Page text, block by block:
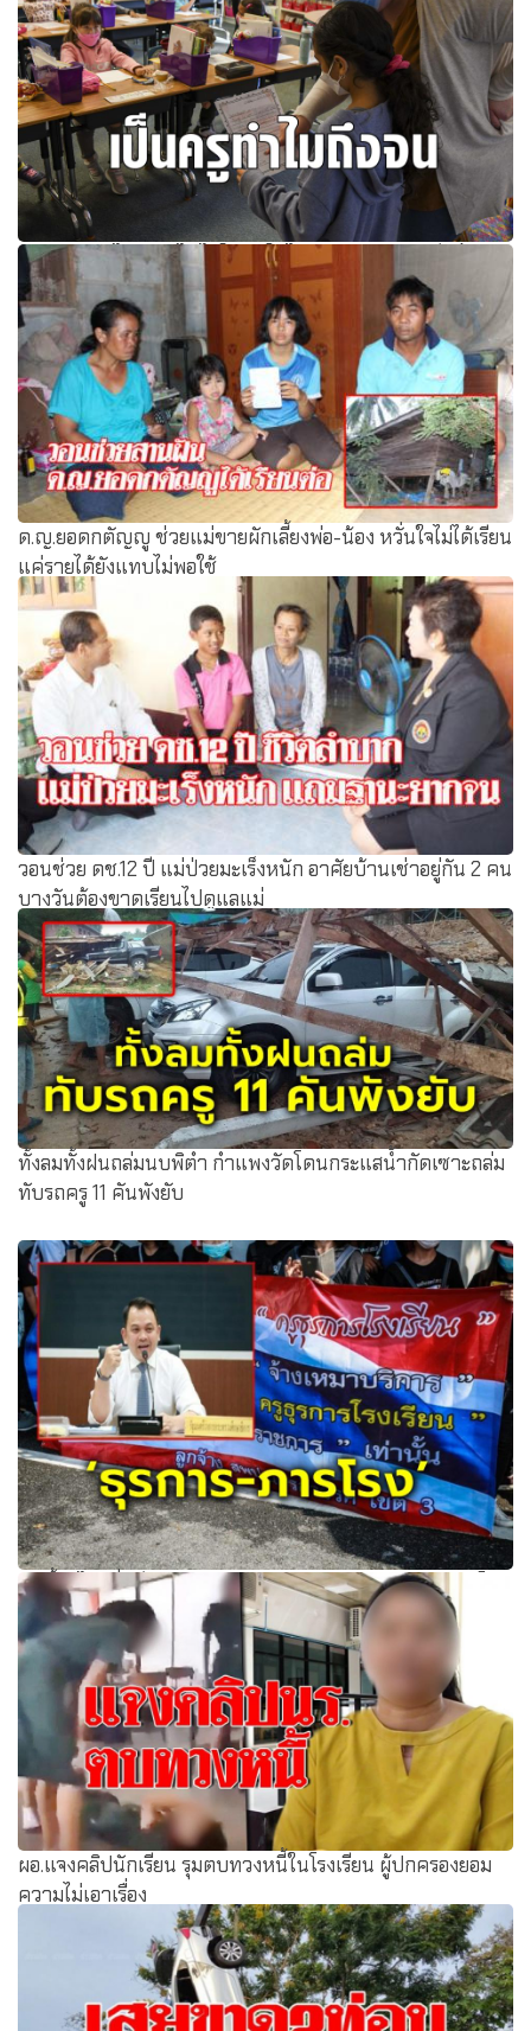
เงินเดือนครูไม่พอยาไส้ ไม่ใช่แค่ในไทยแต่ครูอเมริกันก็รู้สึก
ด.ญ.ยอดกตัญญู ช่วยแม่ขายผักเลี้ยงพ่อ-น้อง หวั่นใจไม่ได้เรียน
แค่รายได้ยังแทบไม่พอใช้
วอนช่วย ดช.12 ปี แม่ป่วยมะเร็งหนัก อาศัยบ้านเช่าอยู่กัน 2 คน
บางวันต้องขาดเรียนไปดูแลแม่
ทั้งลมทั้งฝนถล่มนบพิตำ กำแพงวัดโดนกระแสน้ำกัดเซาะถล่ม
ทับรถครู 11 คันพังยับ
‘ครูตั้น’ ไม่หวั่นม็อบกดดัน ถกก.คลังแก้ปัญหา ‘ธุรการ-ภารโรง’
ผอ.แจงคลิปนักเรียน รุมตบทวงหนี้ในโรงเรียน ผู้ปกครองยอม
ความไม่เอาเรื่อง